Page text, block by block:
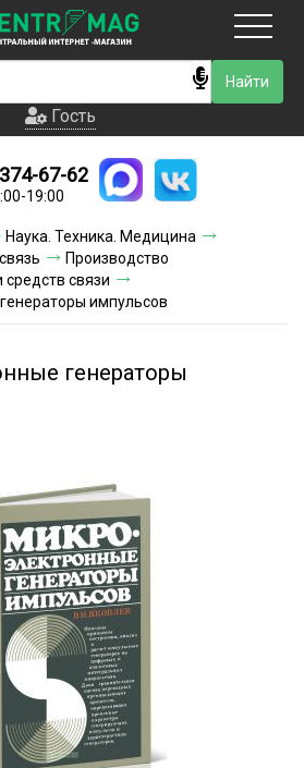
Гость
Новинки
доставки
оплаты
Акции и скидки
Гость
67-62
19:00
Наука. Техника. Медицина
Производство
связи
импульсов
генераторы